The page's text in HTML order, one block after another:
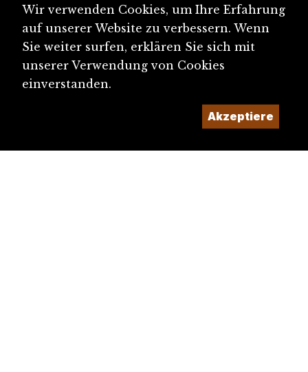
Wir verwenden Cookies, um Ihre Erfahrung
auf unserer Website zu verbessern. Wenn
Sie weiter surfen, erklären Sie sich mit
unserer Verwendung von Cookies
einverstanden.
Akzeptiere